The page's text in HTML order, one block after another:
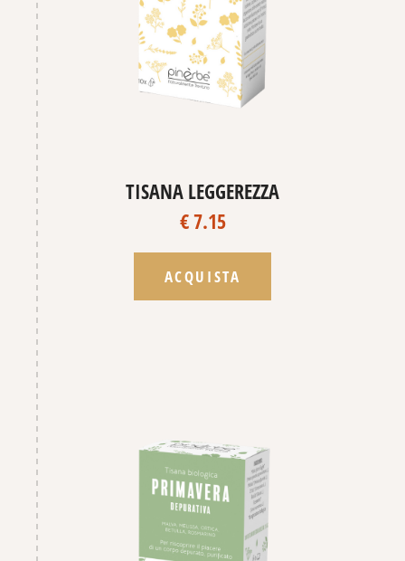
TISANA LEGGEREZZA
€ 7.15
ACQUISTA